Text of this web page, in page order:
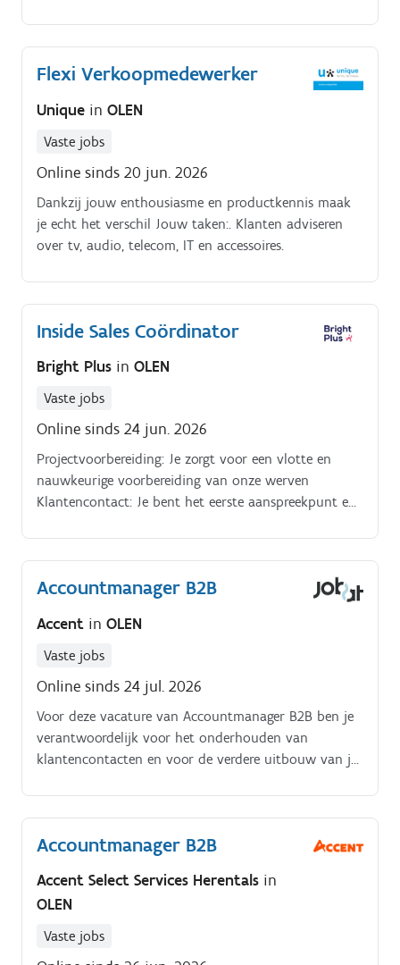
onze productcategorieën: tv, audio, telecom, IT en
accessoires Je herkent commerciële opportuniteiten
aanvullende services en verzekeringen in je
verkoopgesprekken Je werkt doelgericht mee aan het
Flexi Verkoopmedewerker
Unique in OLEN
Vaste jobs
Online sinds 20 jun. 2026
Dankzij jouw enthousiasme en productkennis maak
je echt het verschil Jouw taken:. Klanten adviseren
over tv, audio, telecom, IT en accessoires.
Inside Sales Coördinator
Bright Plus in OLEN
Vaste jobs
Online sinds 24 jun. 2026
Projectvoorbereiding: Je zorgt voor een vlotte en
nauwkeurige voorbereiding van onze werven
Klantencontact: Je bent het eerste aanspreekpunt en
op en zorgt voor een correcte facturatie
Administratieve ondersteuning: Je neemt diverse
begeleidt klanten zorgvuldig bij hun
subsidieaanvragen
Accountmanager B2B
Accent in OLEN
Vaste jobs
Online sinds 24 jul. 2026
Voor deze vacature van Accountmanager B2B ben je
verantwoordelijk voor het onderhouden van
klantencontacten en voor de verdere uitbouw van je
baan op om je producten voor te stellen bij klanten,
jouw klanten zijn industriële omgevingen, technische
bedrijven en zelfs garages.
Accountmanager B2B
Accent Select Services Herentals in
OLEN
Vaste jobs